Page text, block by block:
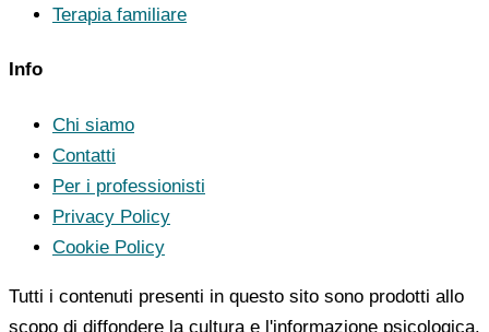
Terapia familiare
Info
Chi siamo
Contatti
Per i professionisti
Privacy Policy
Cookie Policy
Tutti i contenuti presenti in questo sito sono prodotti allo
scopo di diffondere la cultura e l'informazione psicologica.